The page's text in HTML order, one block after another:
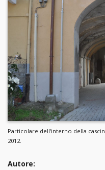
Particolare dell'interno della
2012.
Autore: